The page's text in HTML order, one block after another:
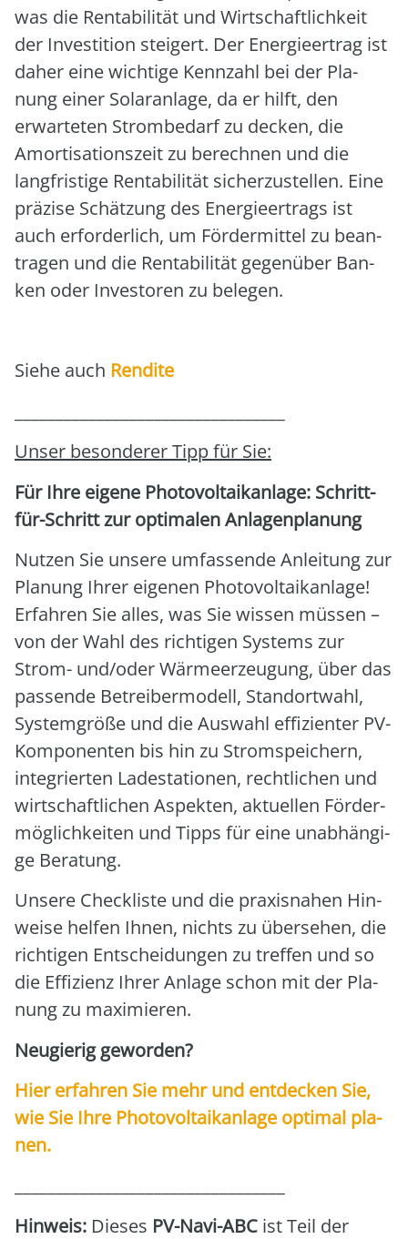
was die Ren­ta­bi­li­tät und Wirt­schaft­lich­keit
der Inves­ti­ti­on stei­gert. Der Ener­gie­er­trag ist
daher eine wich­ti­ge Kenn­zahl bei der Pla­
nung einer Solar­an­la­ge, da er hilft, den
erwar­te­ten Strom­be­darf zu decken, die
Amor­ti­sa­ti­ons­zeit zu berech­nen und die
lang­fris­ti­ge Ren­ta­bi­li­tät sicher­zu­stel­len. Eine
prä­zi­se Schät­zung des Ener­gie­er­trags ist
auch erfor­der­lich, um För­der­mit­tel zu bean­
tra­gen und die Ren­ta­bi­li­tät gegen­über Ban­
ken oder Inves­to­ren zu bele­gen.
Sie­he auch Ren­di­te
Unser beson­de­rer Tipp für Sie:
Für Ihre eige­ne Pho­to­vol­ta­ik­an­la­ge: Schritt-
für-Schritt zur opti­ma­len Anla­gen­pla­nung
Nut­zen Sie unse­re umfas­sen­de Anlei­tung zur
Pla­nung Ihrer eige­nen Pho­to­vol­ta­ik­an­la­ge!
Erfah­ren Sie alles, was Sie wis­sen müs­sen –
von der Wahl des rich­ti­gen Sys­tems zur
Strom- und/oder Wär­me­er­zeu­gung, über das
pas­sen­de Betrei­ber­mo­dell, Stand­ort­wahl,
Sys­tem­grö­ße und die Aus­wahl effi­zi­en­ter PV-
Kom­po­nen­ten bis hin zu Strom­spei­chern,
inte­grier­ten Lade­sta­tio­nen, recht­li­chen und
wirt­schaft­li­chen Aspek­ten, aktu­el­len För­der­
mög­lich­kei­ten und Tipps für eine unab­hän­gi­
ge Bera­tung.
Unse­re Check­lis­te und die pra­xis­na­hen Hin­
wei­se hel­fen Ihnen, nichts zu über­se­hen, die
rich­ti­gen Ent­schei­dun­gen zu tref­fen und so
die Effi­zi­enz Ihrer Anla­ge schon mit der Pla­
nung zu maxi­mie­ren.
Neu­gie­rig gewor­den?
Hier erfah­ren Sie mehr und ent­de­cken Sie,
wie Sie Ihre Pho­to­vol­ta­ik­an­la­ge opti­mal pla­
nen.
Hin­weis: Die­ses PV-Navi-ABC ist Teil der